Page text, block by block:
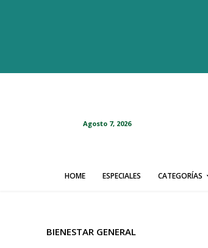
Agosto 7, 2026
HOME ESPECIALES CATEGORÍAS
BIENESTAR GENERAL